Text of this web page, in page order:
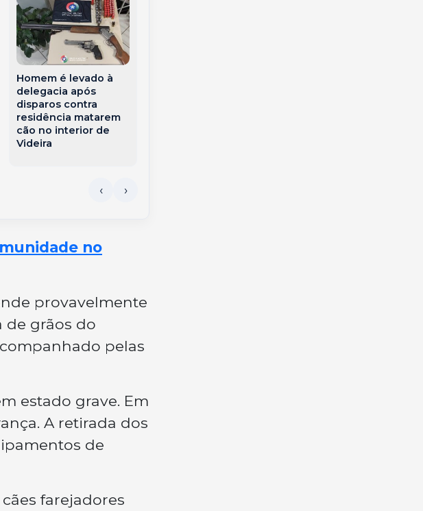
Homem é levado à
delegacia após
disparos contra
residência matarem
cão no interior de
Videira
no
provavelmente
de grãos do
pelas
estado grave. Em
A retirada dos
de
farejadores